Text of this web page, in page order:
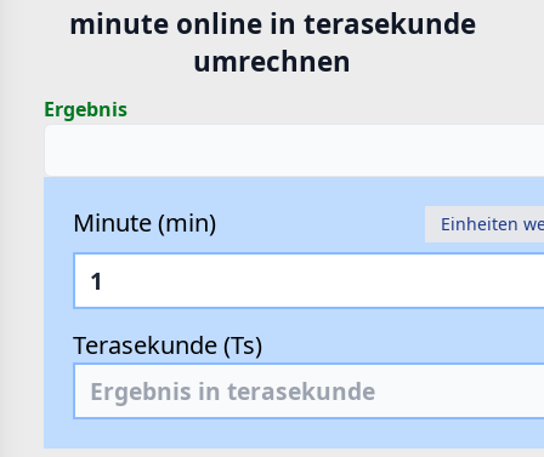
minute online in terasekunde
umrechnen
Ergebnis
Minute (min) Einheiten
Terasekunde (Ts)